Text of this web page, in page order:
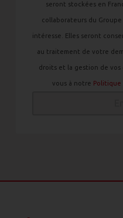
seront stockées en
collaborateurs du
intéresse. Elles seront
au traitement de votre
droits et la gestion de vos
vous à notre Politique